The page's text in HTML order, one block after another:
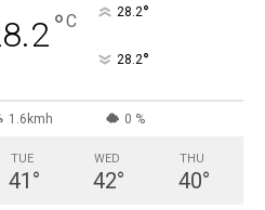
°C 28.2°
28.2°
1.6kmh 0 %
TUE
41 °
WED
42°
THU
40°